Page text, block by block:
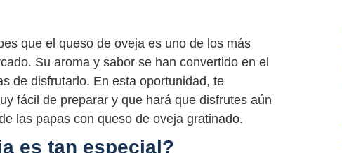
que el queso de oveja es uno de los más
Su aroma y sabor se han convertido en el
de disfrutarlo. En esta oportunidad, te
fácil de preparar y que hará que disfrutes aún
las papas con queso de oveja gratinado.
es tan especial?